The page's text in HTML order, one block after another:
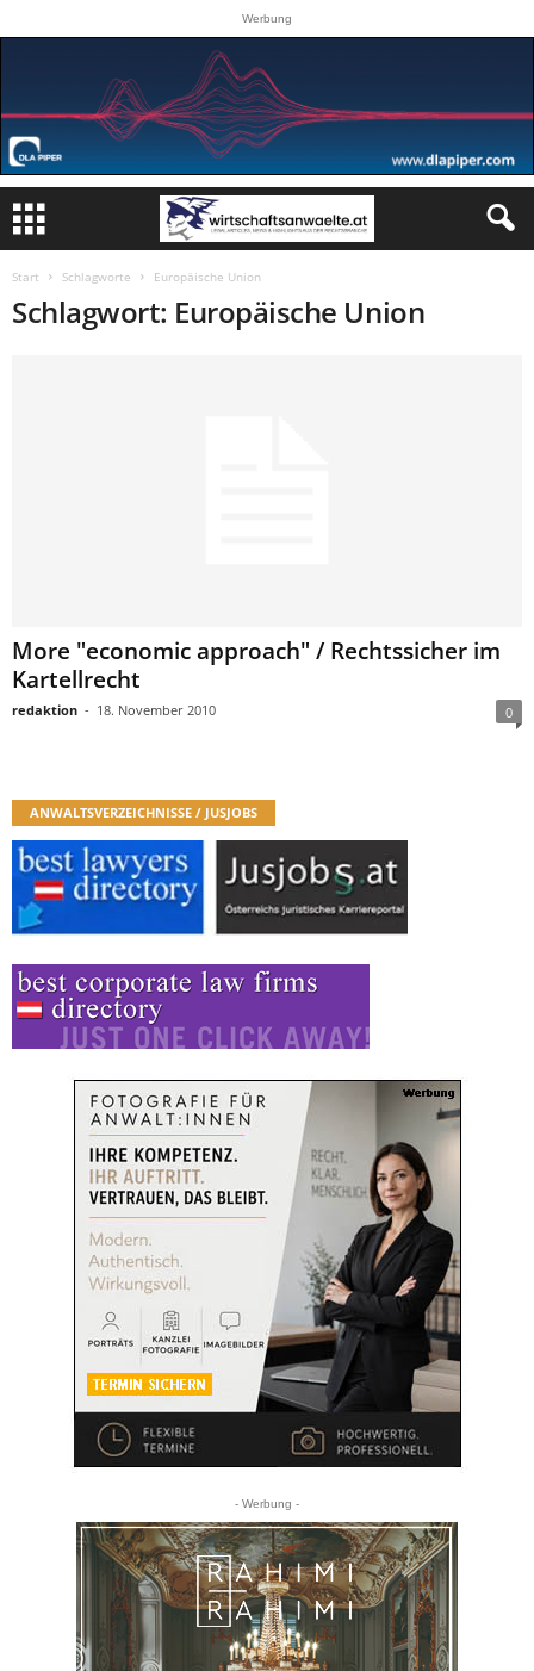
Werbung
Start Schlagworte Europäische Union
Schlagwort: Europäische Union
More "economic approach" / Rechtssicher im
Kartellrecht
redaktion - 18. November 2010 0
ANWALTSVERZEICHNISSE / JUSJOBS
- Werbung -